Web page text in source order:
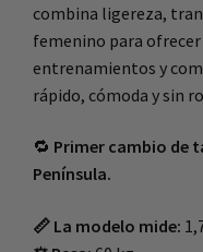
combina ligereza,
femenino para
entrenamientos y
rápido, cómoda y sin
🔁 Primer cambio de
Península.
📏 La modelo mide: